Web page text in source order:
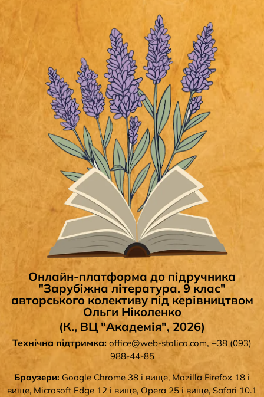
Онлайн-платформа до підручника
"Зарубіжна література. 9 клас"
авторського колективу під керівництвом
Ольги Ніколенко
(К., ВЦ "Академія", 2026)
Технічна підтримка: office@web-stolica.com, +38 (093)
988-44-85
Браузери: Google Chrome 38 і вище, Mozilla Firefox 18 і
вище, Microsoft Edge 12 і вище, Opera 25 і вище, Safari 10.1